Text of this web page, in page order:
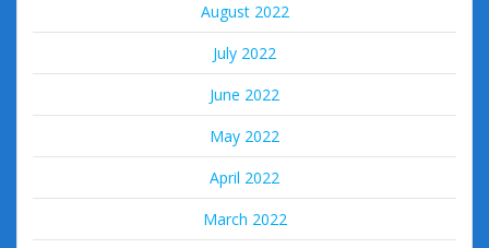
August 2022
July 2022
June 2022
May 2022
April 2022
March 2022